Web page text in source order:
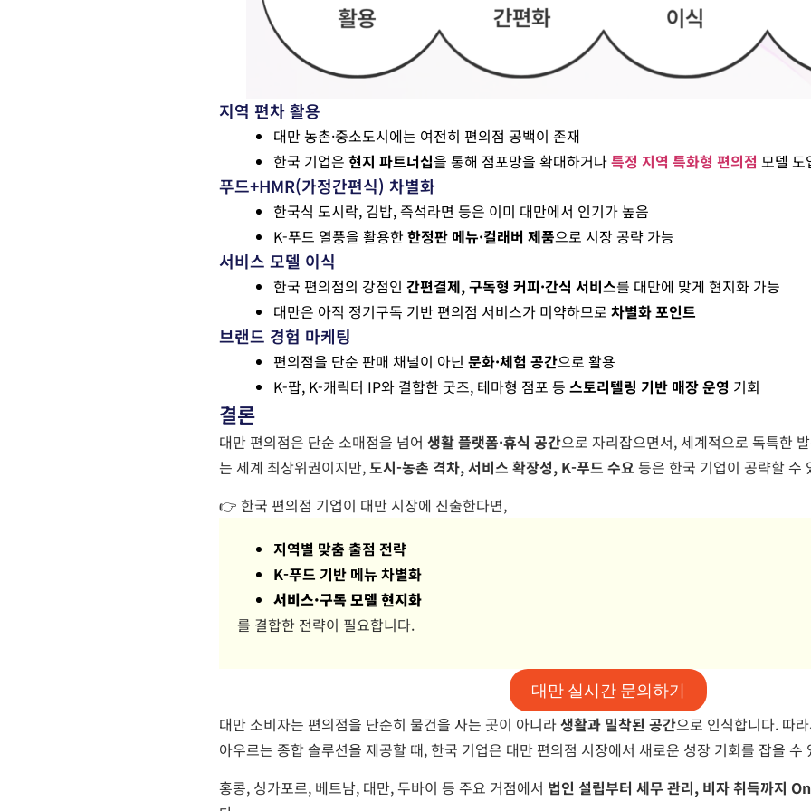
지역 편차 활용
대만 농촌·중소도시에는 여전히 편의점 공백이 존재
한국 기업은 현지 파트너십을 통해 점포망을 확대하거나특정 지역 특화형 편의점 모델 도
푸드+HMR(가정간편식) 차별화
한국식 도시락, 김밥, 즉석라면 등은 이미 대만에서 인기가 높음
K-푸드 열풍을 활용한한정판 메뉴·컬래버 제품으로 시장 공략 가능
서비스 모델 이식
한국 편의점의 강점인 간편결제, 구독형 커피·간식 서비스를 대만에 맞게 현지화 가능
대만은 아직 정기구독 기반 편의점 서비스가 미약하므로 차별화 포인트
브랜드 경험 마케팅
편의점을 단순 판매 채널이 아닌 문화·체험 공간으로 활용
K-팝, K-캐릭터 IP와 결합한 굿즈, 테마형 점포 등 스토리텔링 기반 매장 운영 기회
결론
대만 편의점은 단순 소매점을 넘어 생활 플랫폼·휴식 공간으로 자리잡으면서, 세계적으로 독특한
는 세계 최상위권이지만,도시-농촌 격차, 서비스 확장성, K-푸드 수요 등은 한국 기업이 공략할 수
👉 한국 편의점 기업이 대만 시장에 진출한다면,
지역별 맞춤 출점 전략
K-푸드 기반 메뉴 차별화
서비스·구독 모델 현지화
를 결합한 전략이 필요합니다.
대만 실시간 문의하기
대만 소비자는 편의점을 단순히 물건을 사는 곳이 아니라생활과 밀착된 공간으로 인식합니다. 따
아우르는 종합 솔루션을 제공할 때, 한국 기업은 대만 편의점 시장에서 새로운 성장 기회를 잡을 수
홍콩, 싱가포르, 베트남, 대만, 두바이 등 주요 거점에서 법인 설립부터 세무 관리, 비자 취득까지